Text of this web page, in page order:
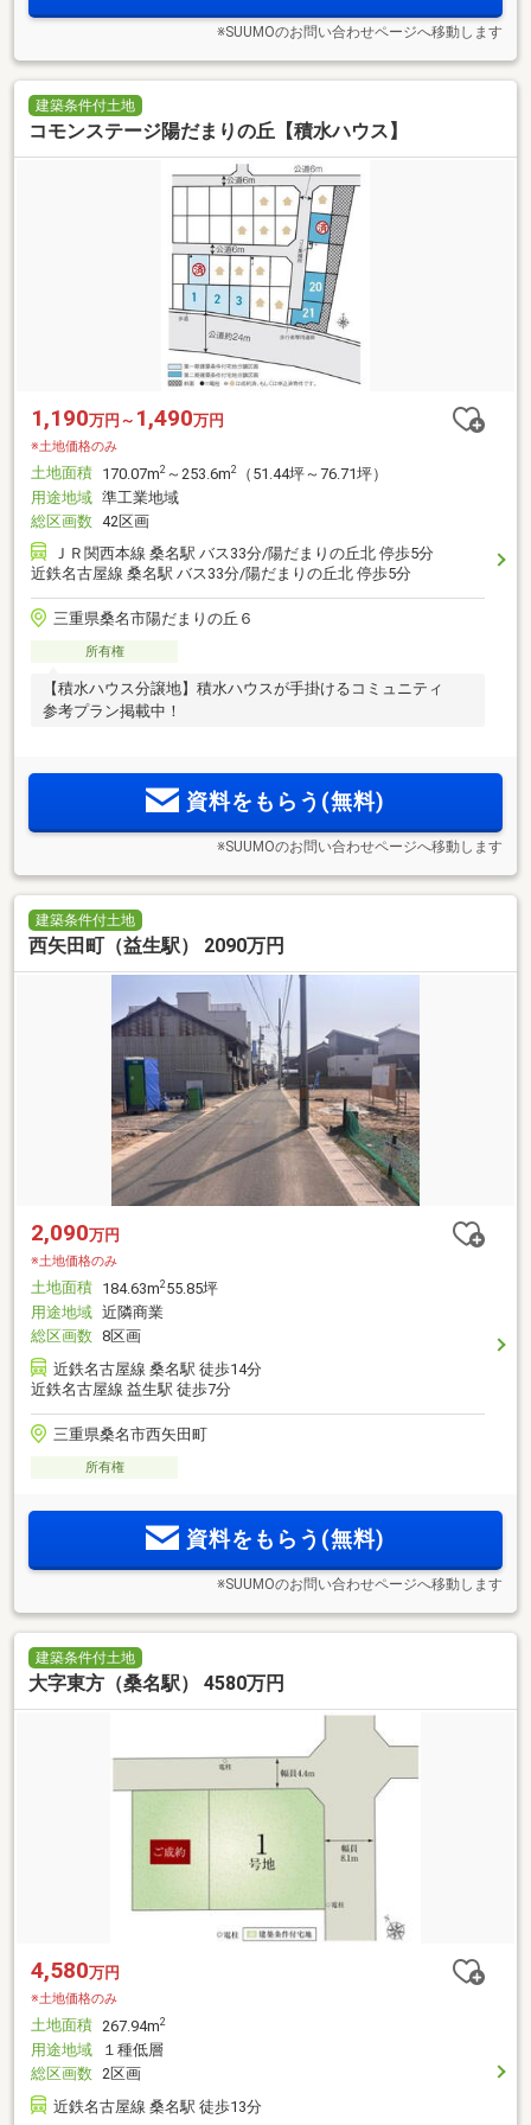
※SUUMOのお問い合わせページへ移動します
建築条件付土地
コモンステージ陽だまりの丘【積水ハウス】
1,190万円～ 1,490万円
※土地価格のみ
土地面積 170.07m2 ～253.6m2
（51.44坪～76.71坪）
用途地域 準工業地域
総区画数 42区画
ＪＲ関西本線 桑名駅 バス33分/陽だまりの丘北 停歩5分
近鉄名古屋線 桑名駅 バス33分/陽だまりの丘北 停歩5分
三重県桑名市陽だまりの丘６
所有権
【積水ハウス分譲地】積水ハウスが手掛けるコミュニティ
参考プラン掲載中！
資料をもらう(無料)
※SUUMOのお問い合わせページへ移動します
建築条件付土地
西矢田町（益生駅） 2090万円
2,090万円
※土地価格のみ
土地面積 184.63m255.85坪
用途地域 近隣商業
総区画数 8区画
近鉄名古屋線 桑名駅 徒歩14分
近鉄名古屋線 益生駅 徒歩7分
三重県桑名市西矢田町
所有権
資料をもらう(無料)
※SUUMOのお問い合わせページへ移動します
建築条件付土地
大字東方（桑名駅） 4580万円
4,580万円
※土地価格のみ
土地面積 267.94m2
用途地域
１種低層
総区画数 2区画
近鉄名古屋線 桑名駅 徒歩13分